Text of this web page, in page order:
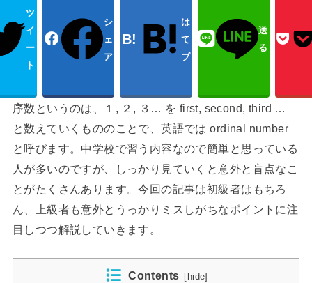
ツ
イ
ー
ト
シ
ェ
ア
は
て
ブ
送
る
序数というのは、１, ２, ３… を first, second, third …
と数えていくもののことで、英語では ordinal number
と呼びます。中学校で習う内容なので簡単と思っている
人が多いのですが、しっかり見ていくと意外と盲点なこ
とがたくさんあります。今回の記事は初級者はもちろ
ん、上級者も意外とうっかりミスしがちなポイントに注
目しつつ解説していきます。
Contents hide